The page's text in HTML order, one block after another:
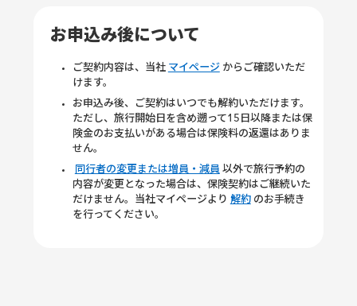
お申込み後について
ご契約内容は、当社 マイページ からご確認いただ
けます。
お申込み後、ご契約はいつでも解約いただけます。
ただし、旅行開始日を含め遡って15日以降または保
険金のお支払いがある場合は保険料の返還はありま
せん。
同行者の変更または増員・減員 以外で旅行予約の
内容が変更となった場合は、保険契約はご継続いた
だけません。当社マイページより 解約 のお手続き
を行ってください。